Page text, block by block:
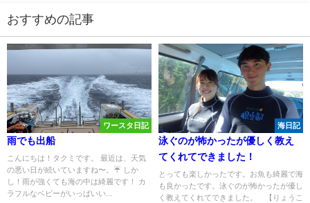
おすすめの記事
ワースタ日記
雨でも出船
こんにちは！タクミです。 最近は、天気
の悪い日が続いていますね〜。☔️ しか
し！雨が強くても海の中は綺麗です！ カ
ラフルなベビーがいっぱいい...
海日記
泳ぐのが怖かったが優しく教え
てくれてできました！
とっても楽しかったです。お魚も綺麗で海
も良かったです。泳ぐのが怖かったが優し
く教えてくれてできました。 【りょうこ